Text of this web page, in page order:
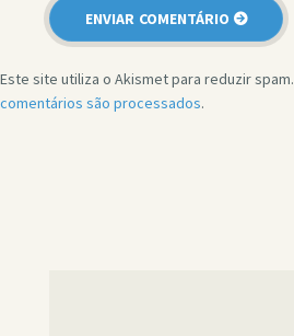
Este site utiliza o Akismet para reduzir spam.
comentários são processados.